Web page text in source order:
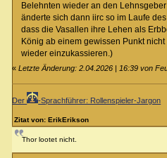
Belehnten wieder an den
änderte sich dann iirc so im Laufe
dass die Vasallen ihre Lehen als
König ab einem gewissen Punkt
wieder einzukassieren.)
«Letzte Änderung: 2.04.2026 | 16:39 von
Der -Sprachführer: Rollenspieler-Jargon
Zitat von: ErikErikson
Thor lootet nicht.